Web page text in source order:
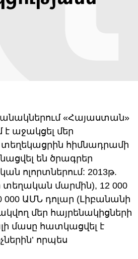
«Հայաստան»
աջակցել մեր
տեղեկացրին հիմնադրամի
են ծրագրեր
ոլորտներում: 2013թ.
տեղական մարմին), 12 000
000 ԱՄՆ դոլար (Լիբանանի
մեր հայրենակիցների
մասը հատկացվել է
որպես